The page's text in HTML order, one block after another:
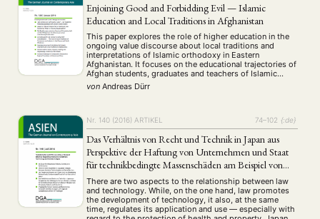
Enjoining Good and Forbidding Evil — Islamic
Education and Local Traditions in Afghanistan
This paper explores the role of higher education in the
ongoing value discourse about local traditions and
interpretations of Islamic orthodoxy in Eastern
Afghanistan. It focuses on the educational trajectories of
Afghan students, graduates and teachers of Islamic
academic subjects, which often start across the border
in Pakistan. Biographical data suggest that students
von Andreas Dürr
Nr. 140 (2016) ARTIKEL 74–102 {:de}
Das Verhältnis von Recht und Technik in Japan aus
Perspektive der Haftung von Unternehmen und Staat
für technikbedingte Massenschäden am Beispiel von
Minamata, Asbest und Fukushima
There are two aspects to the relationship between law
and technology. While, on the one hand, law promotes
the development of technology, it also, at the same
time, regulates its application and use — especially with